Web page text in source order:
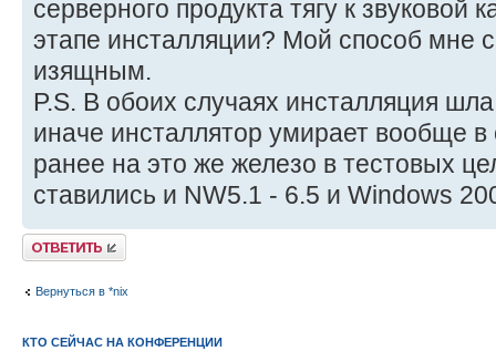
серверного продукта тягу к звуковой
этапе инсталляции? Мой способ мне
изящным.
P.S. В обоих случаях инсталляция
иначе инсталлятор умирает вообще
ранее на это же железо в тестовых
ставились и NW5.1 - 6.5 и Windows
Ответить
Вернуться в *nix
КТО СЕЙЧАС НА КОНФЕРЕНЦИИ